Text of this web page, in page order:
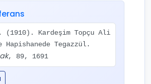
(1910). Kardeşim Topçu Ali
Hapishanede Tegazzül.
, 89, 1691